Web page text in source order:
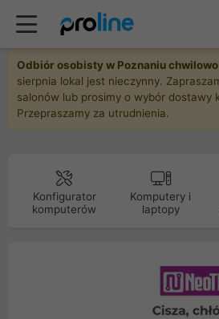
Odbiór osobisty w Poznaniu
sierpnia lokal jest nieczynny.
salonów lub prosimy o wybór dostawy
Przepraszamy za utrudnienia.
Konfigurator
komputerów
Komputery i
laptopy